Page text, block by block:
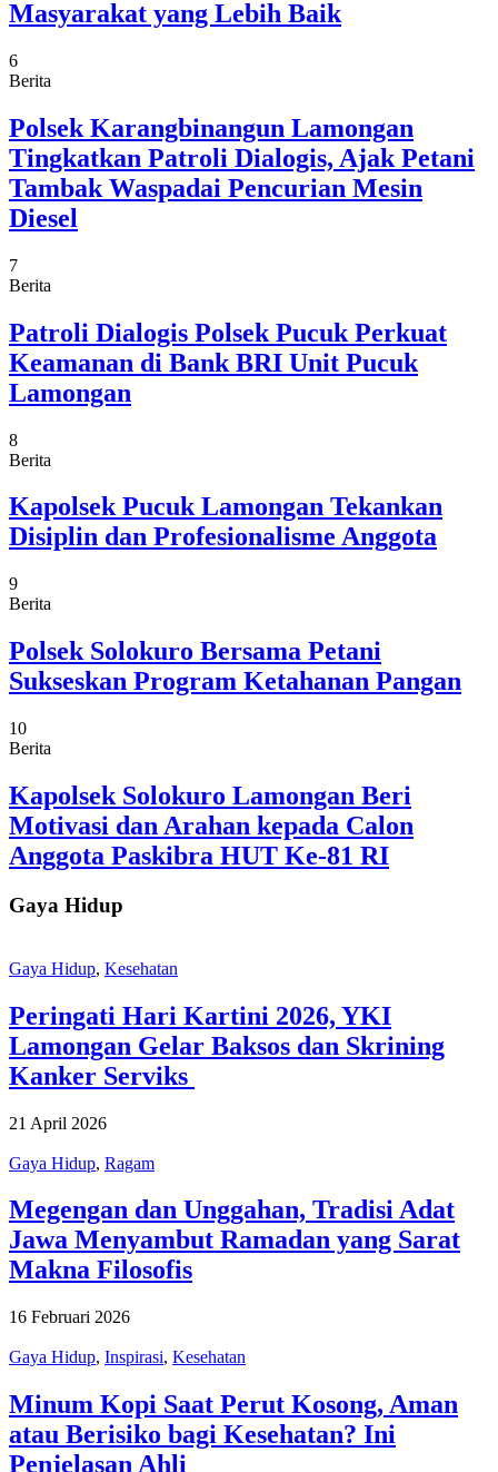
Masyarakat yang Lebih Baik
6
Berita
Polsek Karangbinangun Lamongan
Tingkatkan Patroli Dialogis, Ajak Petani
Tambak Waspadai Pencurian Mesin
Diesel
7
Berita
Patroli Dialogis Polsek Pucuk Perkuat
Keamanan di Bank BRI Unit Pucuk
Lamongan
8
Berita
Kapolsek Pucuk Lamongan Tekankan
Disiplin dan Profesionalisme Anggota
9
Berita
Polsek Solokuro Bersama Petani
Sukseskan Program Ketahanan Pangan
10
Berita
Kapolsek Solokuro Lamongan Beri
Motivasi dan Arahan kepada Calon
Anggota Paskibra HUT Ke-81 RI
Gaya Hidup
Gaya Hidup, Kesehatan
Peringati Hari Kartini 2026, YKI
Lamongan Gelar Baksos dan Skrining
Kanker Serviks
21 April 2026
Gaya Hidup, Ragam
Megengan dan Unggahan, Tradisi Adat
Jawa Menyambut Ramadan yang Sarat
Makna Filosofis
16 Februari 2026
Gaya Hidup, Inspirasi, Kesehatan
Minum Kopi Saat Perut Kosong, Aman
atau Berisiko bagi Kesehatan? Ini
Penjelasan Ahli